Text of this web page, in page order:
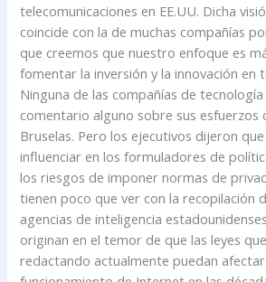
telecomunicaciones en EE.UU. Dicha
coincide con la de muchas compañías
que creemos que nuestro enfoque es
fomentar la inversión y la innovación en
Ninguna de las compañías de tecnología
comentario alguno sobre sus esfuerzos
Bruselas. Pero los ejecutivos dijeron
influenciar en los formuladores de
los riesgos de imponer normas de
tienen poco que ver con la recopilación
agencias de inteligencia
originan en el temor de que las leyes
redactando actualmente puedan